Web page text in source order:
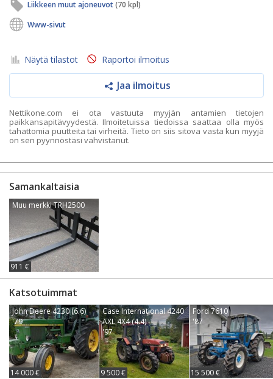
Liikkeen muut ajoneuvot(70 kpl)
Www-sivut
Näytä tilastot Raportoi ilmoitus
Jaa ilmoitus
Nettikone.com ei ota vastuuta myyjän antamien tietojen
paikkansapitävyydestä. Ilmoitetuissa tiedoissa saattaa olla myös
tahattomia puutteita tai virheitä. Tieto on siis sitova vasta kun myyjä
on sen pyynnöstäsi vahvistanut.
Samankaltaisia
Muu merkki TRH2500
911 €
Katsotuimmat
John Deere 4230 (6.6)
'79
14 000 €
Case International 4240
AXL 4X4 (4.4)
'97
9 500 €
Ford 7610
'87
15 500 €